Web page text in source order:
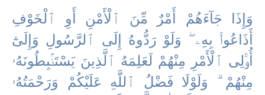
وَإِذَا جَآءَهُمْ أَمْرٌ مِّنَ ٱلْأَمْنِ أَوِ ٱلْخَوْفِ
أَذَاعُوا۟ بِهِۦ ۖ وَلَوْ رَدُّوهُ إِلَى ٱلرَّسُولِ وَإِلَىٰٓ
أُو۟لِى ٱلْأَمْرِ مِنْهُمْ لَعَلِمَهُ ٱلَّذِينَ يَسْتَنۢبِطُونَهُۥ
مِنْهُمْ ۗ وَلَوْلَا فَضْلُ ٱللَّهِ عَلَيْكُمْ وَرَحْمَتُهُۥ